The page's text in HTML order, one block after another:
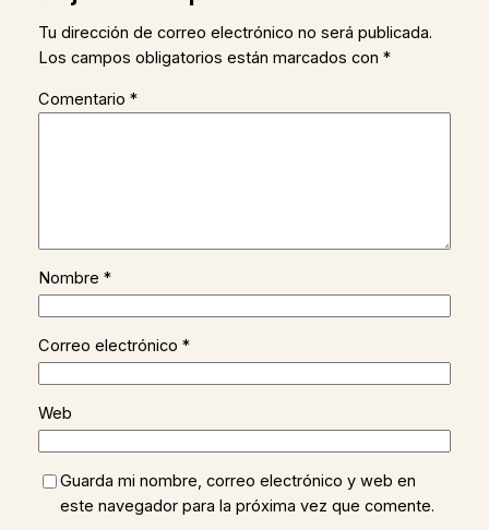
Tu dirección de correo electrónico no será publicada.
Los campos obligatorios están marcados con *
Comentario *
Nombre *
Correo electrónico *
Web
Guarda mi nombre, correo electrónico y web en
este navegador para la próxima vez que comente.